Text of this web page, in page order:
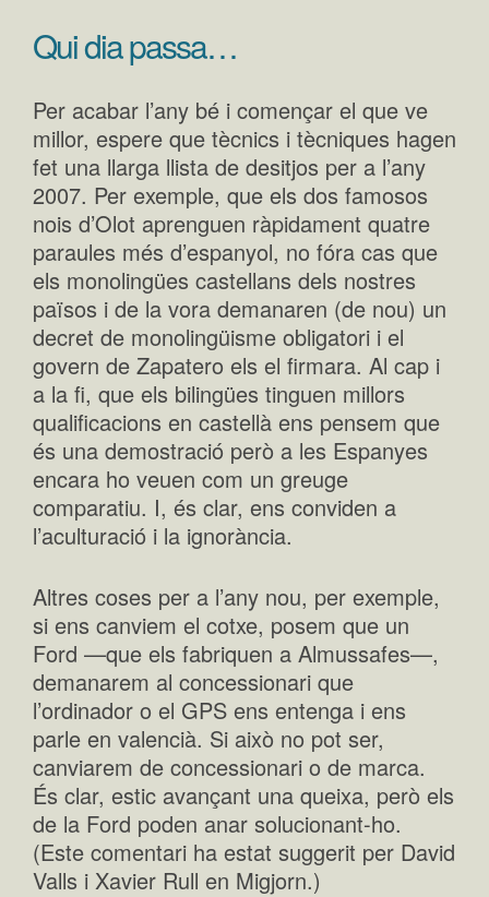
Qui dia passa…
Per acabar l’any bé i començar el que ve
millor, espere que tècnics i tècniques hagen
fet una llarga llista de desitjos per a l’any
2007. Per exemple, que els dos famosos
nois d’Olot aprenguen ràpidament quatre
paraules més d’espanyol, no fóra cas que
els monolingües castellans dels nostres
països i de la vora demanaren (de nou) un
decret de monolingüisme obligatori i el
govern de Zapatero els el firmara. Al cap i
a la fi, que els bilingües tinguen millors
qualificacions en castellà ens pensem que
és una demostració però a les Espanyes
encara ho veuen com un greuge
comparatiu. I, és clar, ens conviden a
l’aculturació i la ignorància.
Altres coses per a l’any nou, per exemple,
si ens canviem el cotxe, posem que un
Ford —que els fabriquen a Almussafes—,
demanarem al concessionari que
l’ordinador o el GPS ens entenga i ens
parle en valencià. Si això no pot ser,
canviarem de concessionari o de marca.
És clar, estic avançant una queixa, però els
de la Ford poden anar solucionant-ho.
(Este comentari ha estat suggerit per David
Valls i Xavier Rull en Migjorn.)